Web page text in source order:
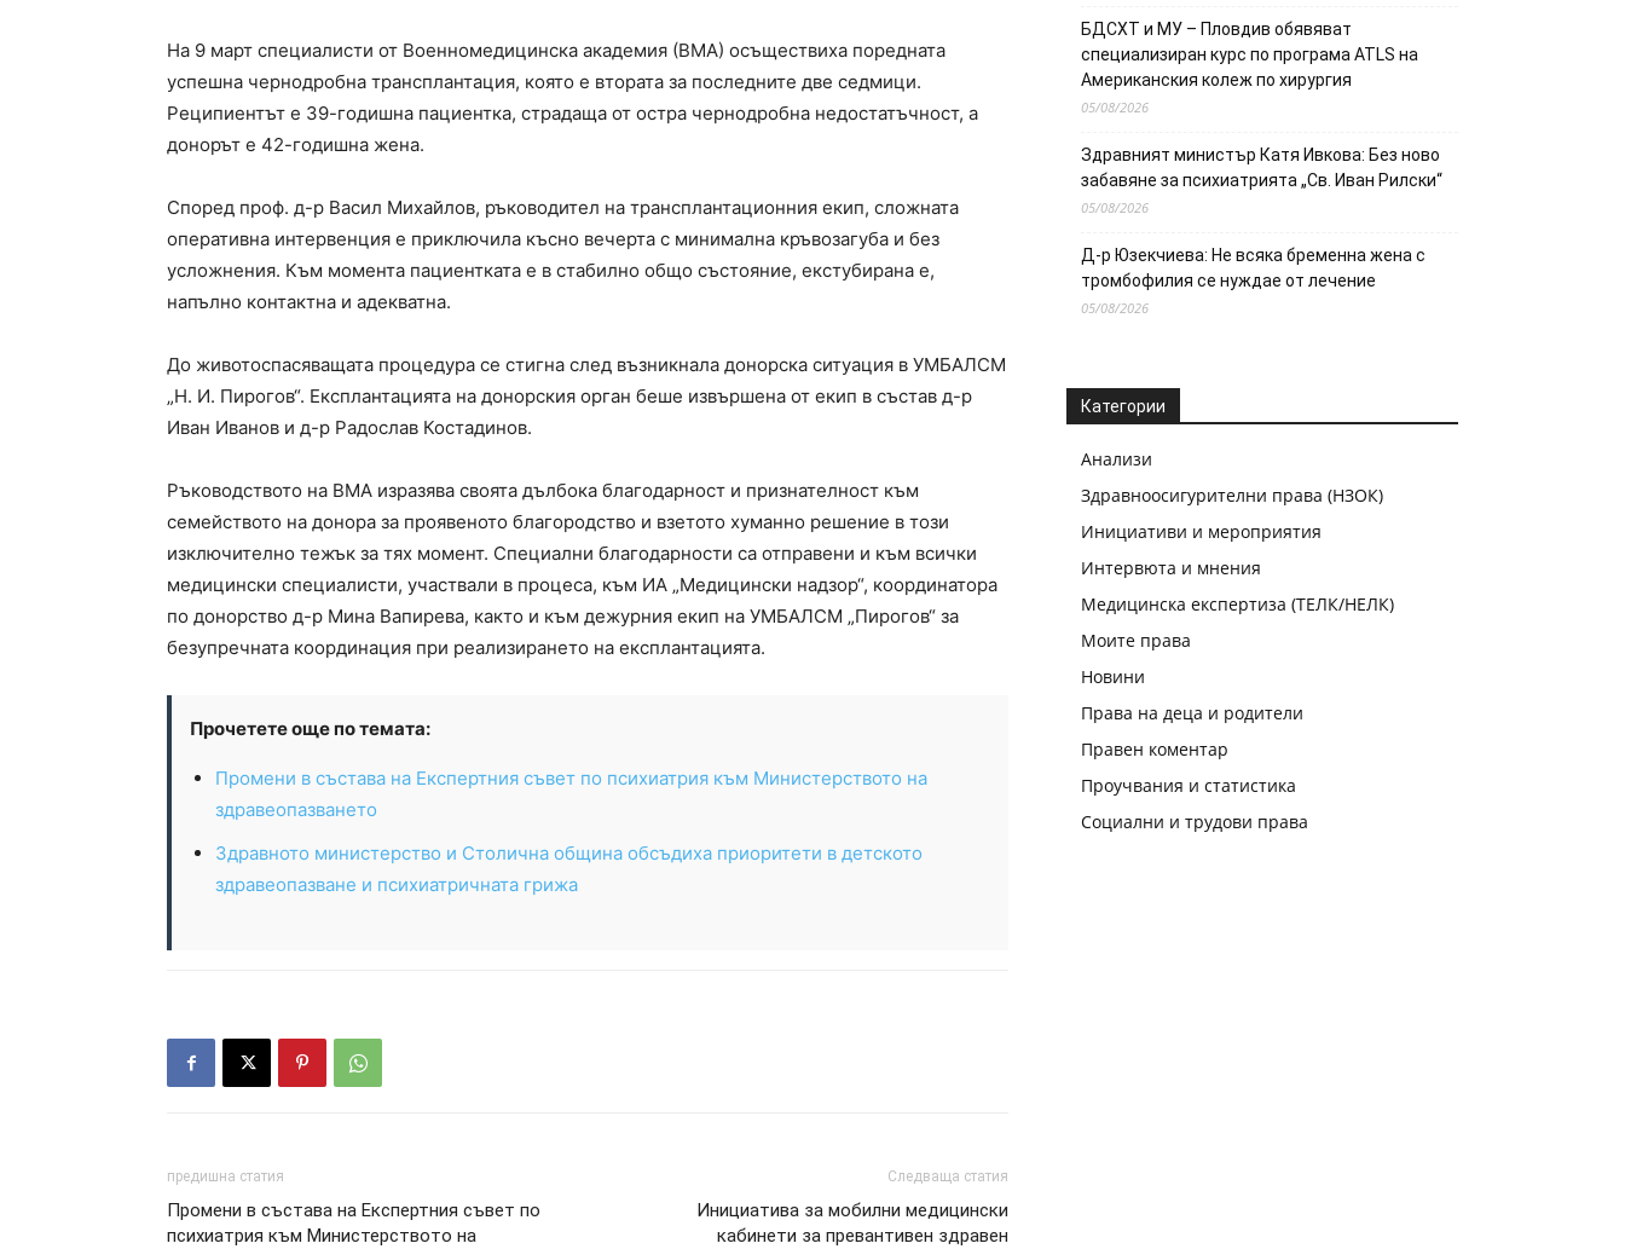
На 9 март специалисти от Военномедицинска академия (ВМА) осъществиха поредната
успешна чернодробна трансплантация, която е втората за последните две седмици.
Реципиентът е 39-годишна пациентка, страдаща от остра чернодробна недостатъчност, а
донорът е 42-годишна жена.
Според проф. д-р Васил Михайлов, ръководител на трансплантационния екип, сложната
оперативна интервенция е приключила късно вечерта с минимална кръвозагуба и без
усложнения. Към момента пациентката е в стабилно общо състояние, екстубирана е,
напълно контактна и адекватна.
До животоспасяващата процедура се стигна след възникнала донорска ситуация в УМБАЛСМ
„Н. И. Пирогов“. Експлантацията на донорския орган беше извършена от екип в състав д-р
Иван Иванов и д-р Радослав Костадинов.
Ръководството на ВМА изразява своята дълбока благодарност и признателност към
семейството на донора за проявеното благородство и взетото хуманно решение в този
изключително тежък за тях момент. Специални благодарности са отправени и към всички
медицински специалисти, участвали в процеса, към ИА „Медицински надзор“, координатора
по донорство д-р Мина Вапирева, както и към дежурния екип на УМБАЛСМ „Пирогов“ за
безупречната координация при реализирането на експлантацията.
Прочетете още по темата:
Промени в състава на Експертния съвет по психиатрия към Министерството на
здравеопазването
Здравното министерство и Столична община обсъдиха приоритети в детското
здравеопазване и психиатричната грижа
предишна статия
Промени в състава на Експертния съвет по
психиатрия към Министерството на
Следваща статия
Инициатива за мобилни медицински
кабинети за превантивен здравен
БДСХТ и МУ – Пловдив обявяват
специализиран курс по програма ATLS на
Американския колеж по хирургия
05/08/2026
Здравният министър Катя Ивкова: Без ново
забавяне за психиатрията „Св. Иван Рилски“
05/08/2026
Д-р Юзекчиева: Не всяка бременна жена с
тромбофилия се нуждае от лечение
05/08/2026
Категории
Анализи
Здравноосигурителни права (НЗОК)
Инициативи и мероприятия
Интервюта и мнения
Медицинска експертиза (ТЕЛК/НЕЛК)
Моите права
Новини
Права на деца и родители
Правен коментар
Проучвания и статистика
Социални и трудови права